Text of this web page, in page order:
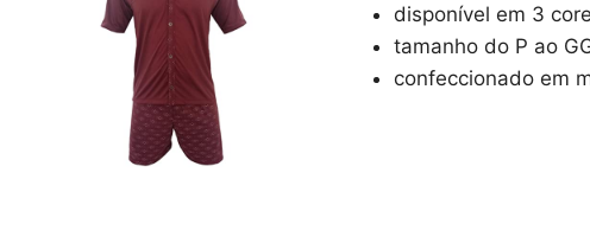
disponível em 3
tamanho do P ao
confeccionado em